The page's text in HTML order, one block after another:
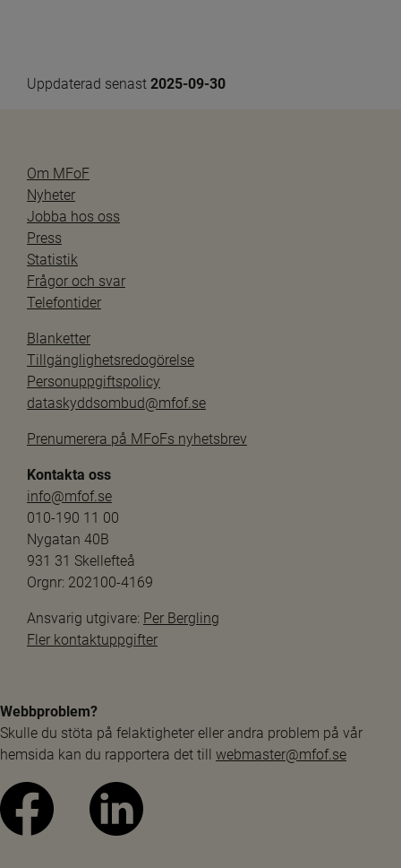
Uppdaterad senast 2025-09-30
Om MFoF
Nyheter
Jobba hos oss
Press
Statistik
Frågor och svar
Telefontider
Blanketter
Tillgänglighetsredogörelse
Personuppgiftspolicy
dataskyddsombud@mfof.se
Prenumerera på MFoFs nyhetsbrev
Kontakta oss
info@mfof.se
010-190 11 00
Nygatan 40B
931 31 Skellefteå
Orgnr: 202100-4169
Ansvarig utgivare: Per Bergling
Fler kontaktuppgifter
Webbproblem?
Skulle du stöta på felaktigheter eller andra problem på vår
hemsida kan du rapportera det till webmaster@mfof.se